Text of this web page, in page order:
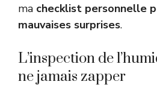
ma checklist personnelle
mauvaises surprises.
L’inspection de
ne jamais zapper